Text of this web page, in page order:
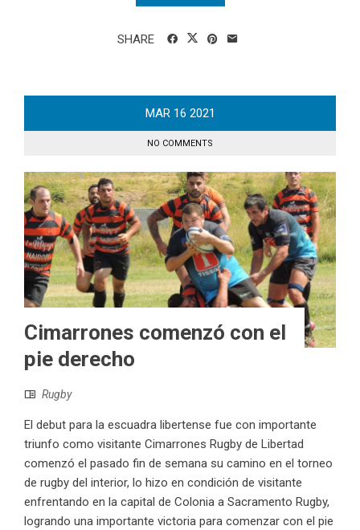
SHARE
MAR 16 2021
NO COMMENTS
Cimarrones comenzó con el
pie derecho
Rugby
El debut para la escuadra libertense fue con importante
triunfo como visitante Cimarrones Rugby de Libertad
comenzó el pasado fin de semana su camino en el torneo
de rugby del interior, lo hizo en condición de visitante
enfrentando en la capital de Colonia a Sacramento Rugby,
logrando una importante victoria para comenzar con el pie